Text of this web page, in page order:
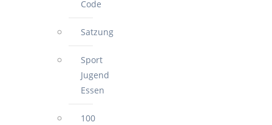
Code
Satzung
Sport
Jugend
Essen
100